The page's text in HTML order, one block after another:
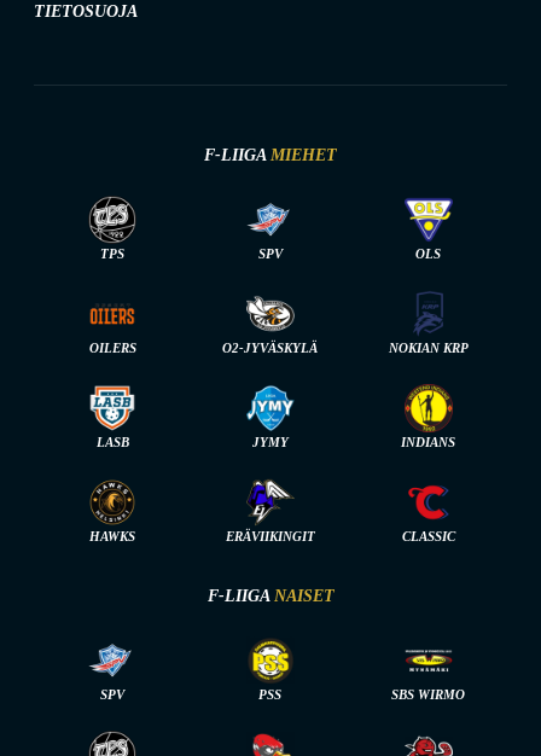
TIETOSUOJA
F-LIIGA MIEHET
TPS SPV OLS
OILERS O2-JYVÄSKYLÄ NOKIAN KRP
LASB JYMY INDIANS
HAWKS ERÄVIIKINGIT CLASSIC
F-LIIGA NAISET
SPV PSS SBS WIRMO